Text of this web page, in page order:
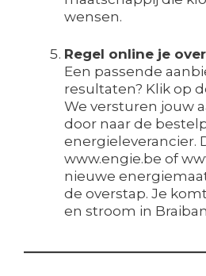
wensen.
Regel online je
Een passende
resultaten? Klik op
We versturen jouw
door naar de
energieleverancier.
www.engie.be of
nieuwe
de overstap. Je
en stroom in